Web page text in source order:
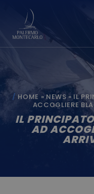
HOME »NEWS»IL
ACCOGLIERE
IL
AD